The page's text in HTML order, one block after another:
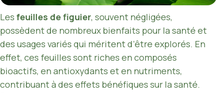
Les feuilles de figuier, souvent négligées,
possèdent de nombreux bienfaits pour la santé et
des usages variés qui méritent d’être explorés. En
effet, ces feuilles sont riches en composés
bioactifs, en antioxydants et en nutriments,
contribuant à des effets bénéfiques sur la santé.